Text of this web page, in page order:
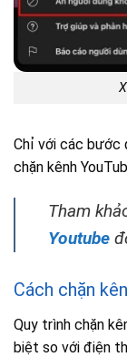
Chỉ với các bước
chặn kênh
Tham
Youtube
Cách chặn
Quy trình chặn
biệt so với điện